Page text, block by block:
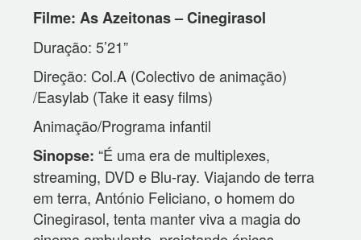
Filme: As Azeitonas – Cinegirasol
Duração: 5’21”
Direção: Col.A (Colectivo de animação)
/Easylab (Take it easy films)
Animação/Programa infantil
Sinopse: “É uma era de multiplexes,
streaming, DVD e Blu-ray. Viajando de terra
em terra, António Feliciano, o homem do
Cinegirasol, tenta manter viva a magia do